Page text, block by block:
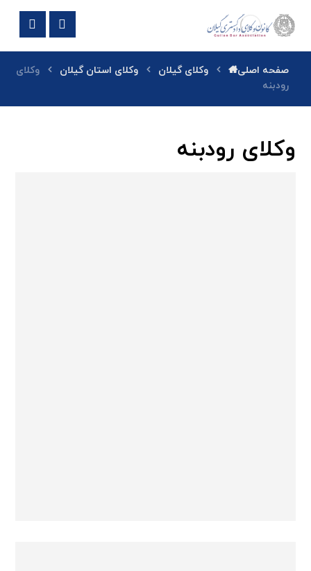
صفحه اصلی وکلای گیلان وکلای استان گیلان
وکلای
رودبنه
وکلای رودبنه